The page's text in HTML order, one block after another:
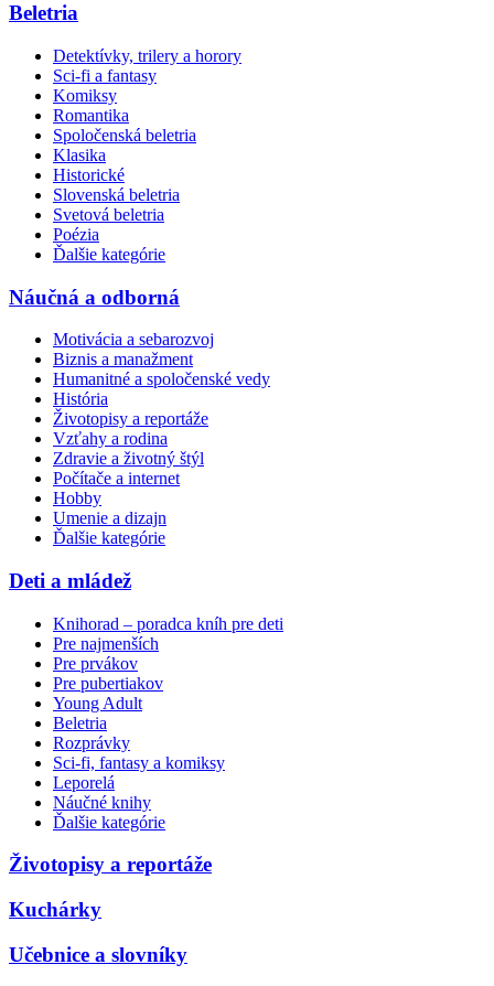
Beletria
Detektívky, trilery a horory
Sci-fi a fantasy
Komiksy
Romantika
Spoločenská beletria
Klasika
Historické
Slovenská beletria
Svetová beletria
Poézia
Ďalšie kategórie
Náučná a odborná
Motivácia a sebarozvoj
Biznis a manažment
Humanitné a spoločenské vedy
História
Životopisy a reportáže
Vzťahy a rodina
Zdravie a životný štýl
Počítače a internet
Hobby
Umenie a dizajn
Ďalšie kategórie
Deti a mládež
Knihorad – poradca kníh pre deti
Pre najmenších
Pre prvákov
Pre pubertiakov
Young Adult
Beletria
Rozprávky
Sci-fi, fantasy a komiksy
Leporelá
Náučné knihy
Ďalšie kategórie
Životopisy a reportáže
Kuchárky
Učebnice a slovníky